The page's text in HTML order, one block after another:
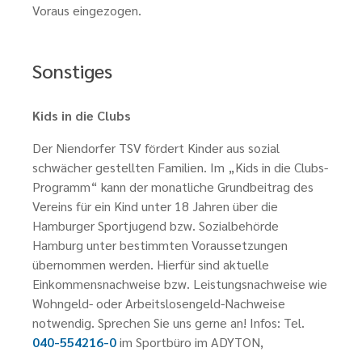
Voraus eingezogen.
Sonstiges
Kids in die Clubs
Der Niendorfer TSV fördert Kinder aus sozial
schwächer gestellten Familien. Im „Kids in die Clubs-
Programm“ kann der monatliche Grundbeitrag des
Vereins für ein Kind unter 18 Jahren über die
Hamburger Sportjugend bzw. Sozialbehörde
Hamburg unter bestimmten Voraussetzungen
übernommen werden. Hierfür sind aktuelle
Einkommensnachweise bzw. Leistungsnachweise wie
Wohngeld- oder Arbeitslosengeld-Nachweise
notwendig. Sprechen Sie uns gerne an! Infos: Tel.
040-554216-0im Sportbüro im ADYTON,